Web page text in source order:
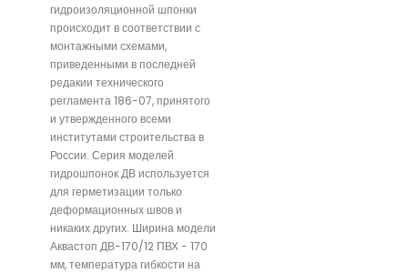
гидроизоляционной шпонки
происходит в соответствии с
монтажными схемами,
приведенными в последней
редакии технического
регламента 186-07, принятого
и утвержденного всеми
институтами строительства в
России. Серия моделей
гидрошпонок ДВ используется
для герметизации только
деформационных швов и
никаких других. Ширина модели
Аквастоп ДВ-170/12 ПВХ - 170
мм, температура гибкости на